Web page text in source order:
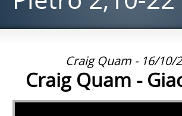
Craig Quam - 16/10/
Craig Quam -